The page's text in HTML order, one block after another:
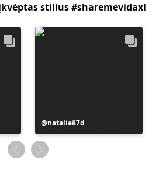
stilius #sharemevidaxl
Įrašą
paskelbė
natalia87d